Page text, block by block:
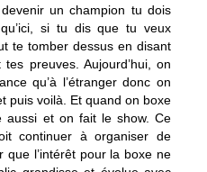
un champion tu dois
si tu dis que tu veux
te tomber dessus en disant
preuves. Aujourd’hui, on
qu’à l’étranger donc on
puis voilà. Et quand on boxe
aussi et on fait le show. Ce
continuer à organiser de
que l’intérêt pour la boxe ne